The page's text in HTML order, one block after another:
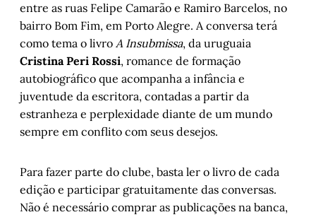
entre as ruas Felipe Camarão e Ramiro Barcelos, no
bairro Bom Fim, em Porto Alegre. A conversa terá
como tema o livro A Insubmissa, da uruguaia
Cristina Peri Rossi, romance de formação
autobiográfico que acompanha a infância e
juventude da escritora, contadas a partir da
estranheza e perplexidade diante de um mundo
sempre em conflito com seus desejos.
Para fazer parte do clube, basta ler o livro de cada
edição e participar gratuitamente das conversas.
Não é necessário comprar as publicações na banca,